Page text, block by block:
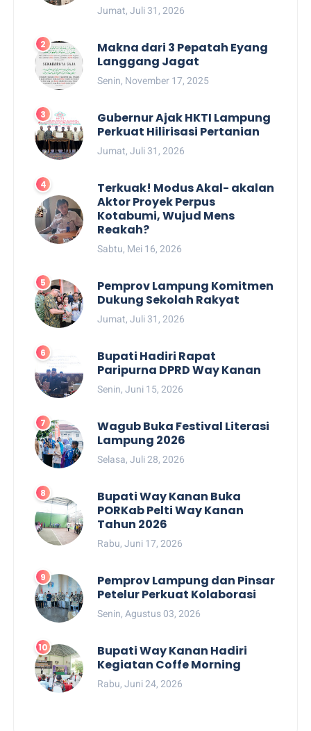
Jumat, Juli 31, 2026
Makna dari 3 Pepatah Eyang
Langgang Jagat
Senin, November 17, 2025
Gubernur Ajak HKTI Lampung
Perkuat Hilirisasi Pertanian
Jumat, Juli 31, 2026
Terkuak! Modus Akal- akalan
Aktor Proyek Perpus
Kotabumi, Wujud Mens
Reakah?
Sabtu, Mei 16, 2026
Pemprov Lampung Komitmen
Dukung Sekolah Rakyat
Jumat, Juli 31, 2026
Bupati Hadiri Rapat
Paripurna DPRD Way Kanan
Senin, Juni 15, 2026
Wagub Buka Festival Literasi
Lampung 2026
Selasa, Juli 28, 2026
Bupati Way Kanan Buka
PORKab Pelti Way Kanan
Tahun 2026
Rabu, Juni 17, 2026
Pemprov Lampung dan Pinsar
Petelur Perkuat Kolaborasi
Senin, Agustus 03, 2026
Bupati Way Kanan Hadiri
Kegiatan Coffe Morning
Rabu, Juni 24, 2026